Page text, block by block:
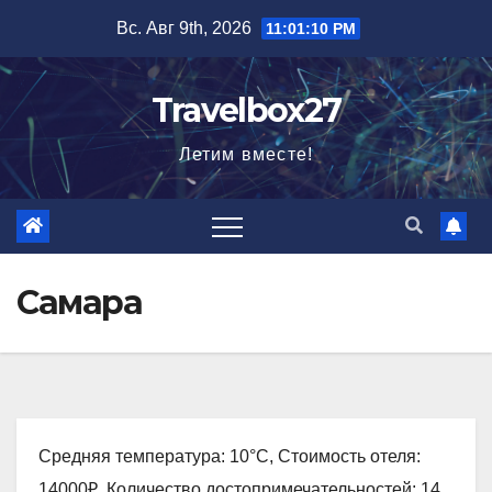
содержимому
Вс. Авг 9th, 2026 11:01:11 PM
Travelbox27
Летим вместе!
Самара
Средняя температура: 10°C, Стоимость отеля: